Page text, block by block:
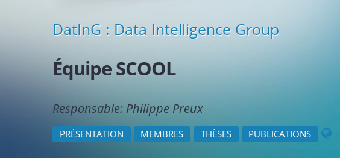
DatInG : Data Intelligence Group
Équipe SCOOL
Responsable: Philippe Preux
PRÉSENTATION MEMBRES THÈSES PUBLICATIONS